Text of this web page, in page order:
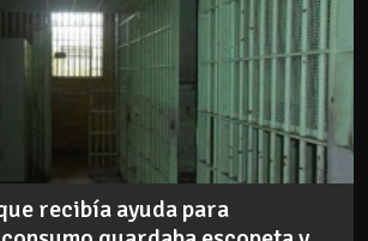
recibía ayuda para